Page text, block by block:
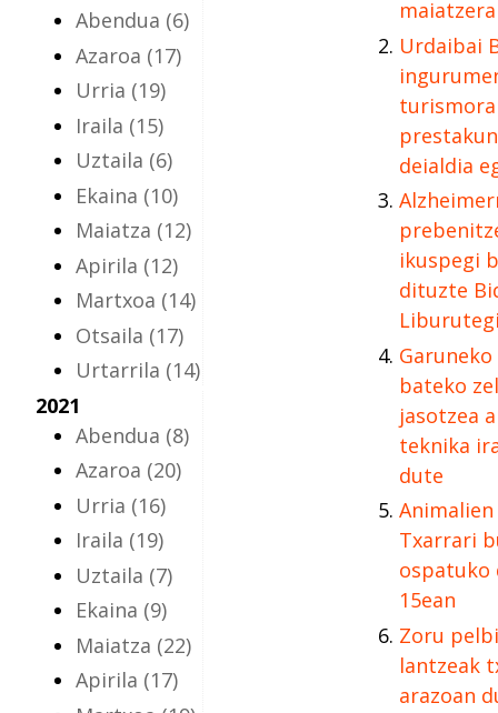
Abendua (6)
Azaroa (17)
Urria (19)
Iraila (15)
Uztaila (6)
Ekaina (10)
Maiatza (12)
Apirila (12)
Martxoa (14)
Otsaila (17)
Urtarrila (14)
2021
Abendua (8)
Azaroa (20)
Urria (16)
Iraila (19)
Uztaila (7)
Ekaina (9)
Maiatza (22)
Apirila (17)
Urdaibai
deialdia
ikuspegi
dituzte
bateko
jasotzea
teknika
dute
Txarrari
ospatuko
15ean
Zoru
lantzeak
arazoan